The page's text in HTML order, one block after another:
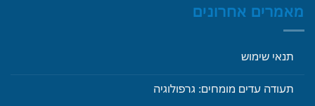
מאמרים אחרונים
תנאי שימוש
תעודה עדים מומחים: גרפולוגיה